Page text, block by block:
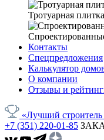
Тротуарная плитка
Контакты
Спецпредложения
Калькулятор
О компании
Отзывы и
«Лучший
+7 (351) 220-01-85